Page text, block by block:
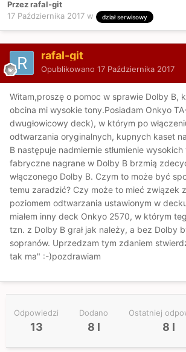
Przez rafal-git
17 Października 2017 w dział serwisowy
rafal-git
Opublikowano 17 Października 2017
Witam,proszę o pomoc w sprawie Dolby B,
obcina mi wysokie tony.Posiadam Onkyo
dwugłowicowy deck), w którym po
odtwarzania oryginalnych, kupnych kaset
B następuje nadmiernie stłumienie
fabryczne nagrane w Dolby B brzmią
włączonego Dolby B. Czym to może być
temu zaradzić? Czy może to mieć związek
poziomem odtwarzania ustawionym w
miałem inny deck Onkyo 2570, w którym
tzn. z Dolby B grał jak należy, a bez Dolby
sopranów. Uprzedzam tym zdaniem
tak ma" :-)pozdrawiam
Odpowiedzi
13
Dodano
8 l
Ostatniej
8 l